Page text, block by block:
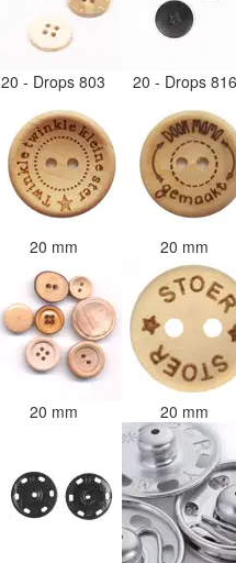
20 - Drops 803 20 - Drops
20 mm 20 mm
20 mm 20 mm